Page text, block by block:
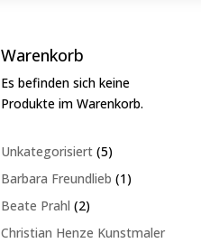
Warenkorb
Es befinden sich keine
Produkte im Warenkorb.
Unkategorisiert 55
Produkte
Barbara Freundlieb 11
Beate Prahl 22
Produkte
Christian Henze Kunstmaler